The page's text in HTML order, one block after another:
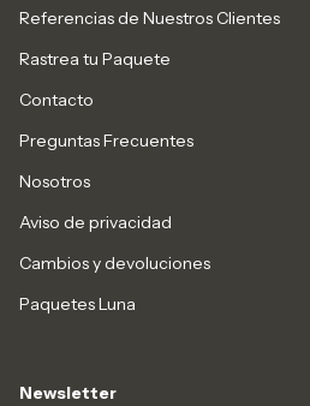
Referencias de Nuestros Clientes
Rastrea tu Paquete
Contacto
Preguntas Frecuentes
Nosotros
Aviso de privacidad
Cambios y devoluciones
Paquetes Luna
Newsletter